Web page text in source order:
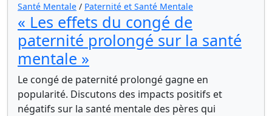
Santé Mentale / Paternité et Santé Mentale
« Les effets du congé de
paternité prolongé sur la santé
mentale »
Le congé de paternité prolongé gagne en
popularité. Discutons des impacts positifs et
négatifs sur la santé mentale des pères qui